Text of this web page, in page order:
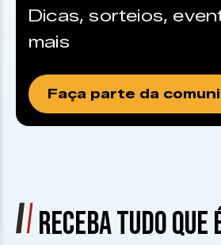
Dicas, sorteios,
mais
Faça parte da
RECEBA TUDO QUE